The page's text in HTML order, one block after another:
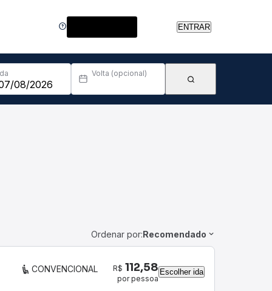
ENTRAR
Volta (opcional)
Ordenar por:Recomendado
CONVENCIONAL R$ 112,58
por pessoa
Escolher ida